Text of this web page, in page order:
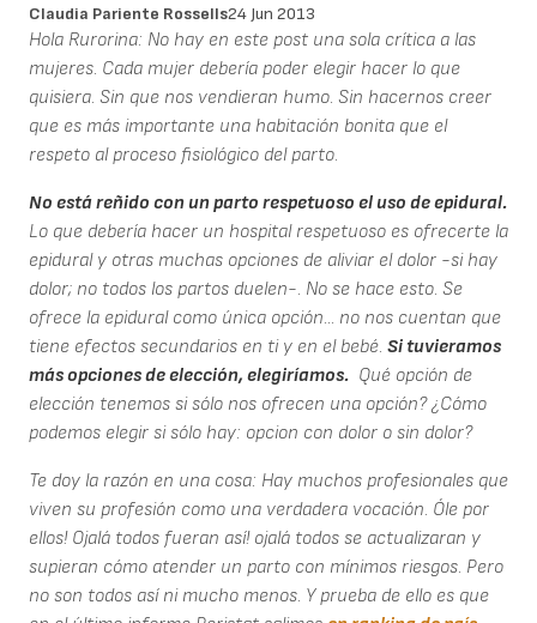
Claudia Pariente Rossells24 Jun 2013
Hola Rurorina: No hay en este post una sola crítica a las
mujeres. Cada mujer debería poder elegir hacer lo que
quisiera. Sin que nos vendieran humo. Sin hacernos creer
que es más importante una habitación bonita que el
respeto al proceso fisiológico del parto.
No está reñido con un parto respetuoso el uso de epidural.
Lo que debería hacer un hospital respetuoso es ofrecerte la
epidural y otras muchas opciones de aliviar el dolor -si hay
dolor; no todos los partos duelen-. No se hace esto. Se
ofrece la epidural como única opción... no nos cuentan que
tiene efectos secundarios en ti y en el bebé. Si tuvieramos
más opciones de elección, elegiríamos. Qué opción de
elección tenemos si sólo nos ofrecen una opción? ¿Cómo
podemos elegir si sólo hay: opcion con dolor o sin dolor?
Te doy la razón en una cosa: Hay muchos profesionales que
viven su profesión como una verdadera vocación. Óle por
ellos! Ojalá todos fueran así! ojalá todos se actualizaran y
supieran cómo atender un parto con mínimos riesgos. Pero
no son todos así ni mucho menos. Y prueba de ello es que